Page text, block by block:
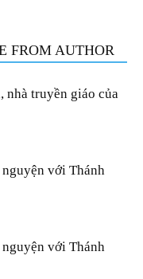
FROM AUTHOR
nhà truyền giáo của
nguyện với Thánh
nguyện với Thánh